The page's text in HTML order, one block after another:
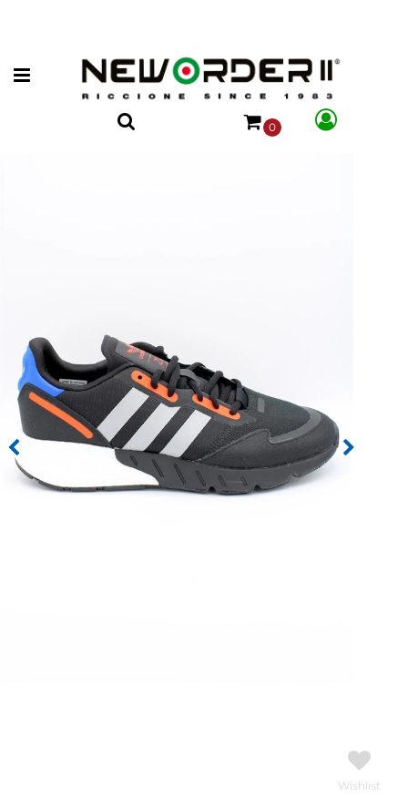
Open menu
0
Wishlist